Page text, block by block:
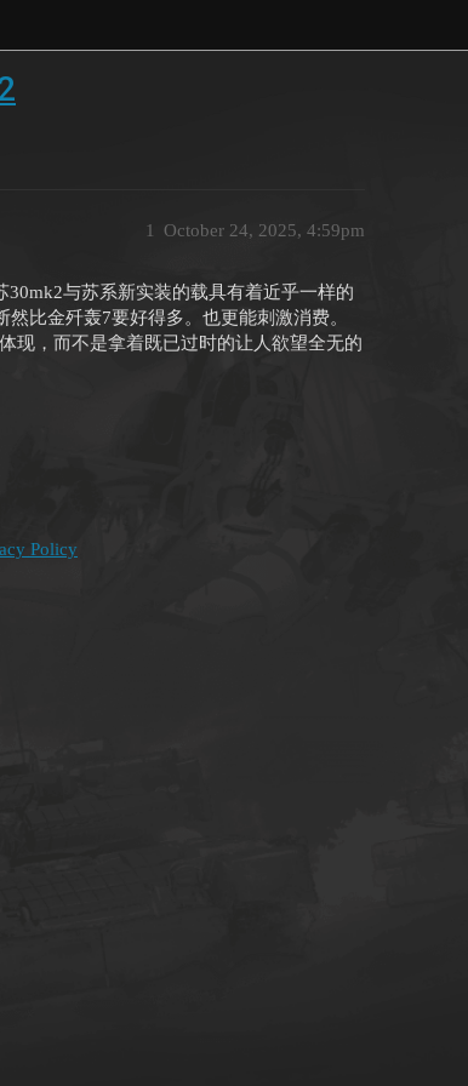
October 24, 2025, 4:59pm
1
与苏系新实装的载具有着近乎一样的
比金歼轰7要好得多。也更能刺激消费。
现，而不是拿着既已过时的让人欲望全无的
Policy